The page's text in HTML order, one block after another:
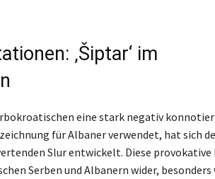
‚Šiptar‘ im
eine stark negativ
für Albaner verwendet, hat sich
Slur entwickelt. Diese
Serben und Albanern wider, besonders